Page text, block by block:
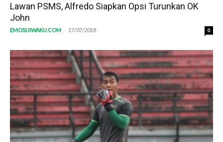
Lawan PSMS, Alfredo Siapkan Opsi Turunkan OK
John
EMOSIJIWAKU.COM - 17/07/2018 0